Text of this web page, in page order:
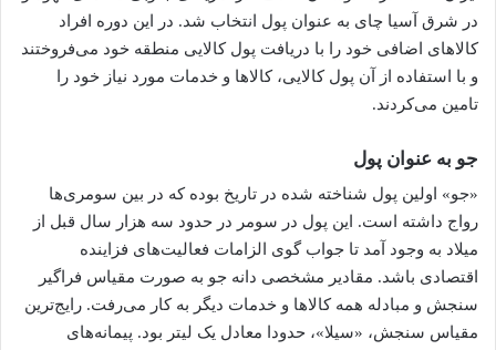
در شرق آسیا چای به عنوان پول انتخاب شد. در این دوره افراد
کالاهای اضافی خود را با دریافت پول کالایی منطقه خود می‌فروختند
و با استفاده از آن پول کالایی، کالاها و خدمات مورد نیاز خود را
تامین می‌کردند.
جو به عنوان پول
«جو» اولین پول شناخته شده در تاریخ بوده که در بین سومری‌ها
رواج داشته است. این پول در سومر در حدود سه هزار سال قبل از
میلاد به وجود آمد تا جواب گوی الزامات فعالیت‌های فزاینده
اقتصادی باشد. مقادیر مشخصی دانه جو به صورت مقیاس فراگیر
سنجش و مبادله همه کالاها و خدمات دیگر به کار می‌رفت. رایج‌ترین
مقیاس سنجش، «سیلا»، حدودا معادل یک لیتر بود. پیمانه‌های